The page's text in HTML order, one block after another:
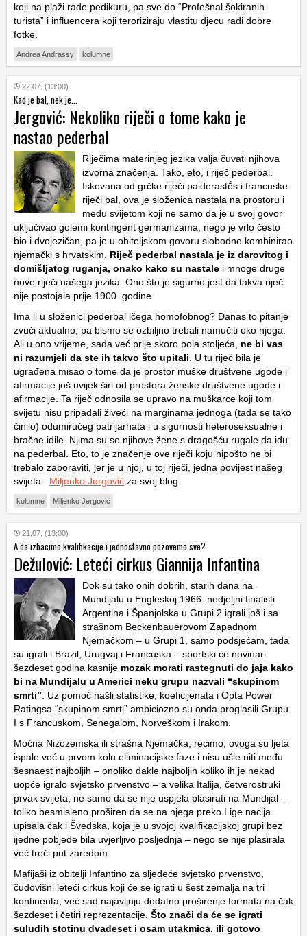
koji na plaži rade pedikuru, pa sve do “Profešnal šokiranih
turista” i influencera koji teroriziraju vlastitu djecu radi dobre
fotke.
Andrea Andrassy kolumne
22.07. (13:00)
Kad je bal, nek je...
Jergović: Nekoliko riječi o tome kako je
nastao pederbal
Riječima materinjeg jezika valja čuvati njihova
izvorna značenja. Tako, eto, i riječ pederbal.
Iskovana od grčke riječi paiderastḗs i francuske
riječi bal, ova je složenica nastala na prostoru i
među svijetom koji ne samo da je u svoj govor
uključivao golemi kontingent germanizama, nego je vrlo često
bio i dvojezičan, pa je u obiteljskom govoru slobodno kombinirao
njemački s hrvatskim. Riječ pederbal nastala je iz darovitog i
domišljatog ruganja, onako kako su nastale i mnoge druge
nove riječi našega jezika. Ono što je sigurno jest da takva riječ
nije postojala prije 1900. godine.
Ima li u složenici pederbal ičega homofobnog? Danas to pitanje
zvuči aktualno, pa bismo se ozbiljno trebali namučiti oko njega.
Ali u ono vrijeme, sada već prije skoro pola stoljeća,
ne bi vas
ni razumjeli da ste ih takvo što upitali . U tu riječ bila je
ugrađena misao o tome da je prostor muške društvene ugode i
afirmacije još uvijek širi od prostora ženske društvene ugode i
afirmacije. Ta riječ odnosila se upravo na muškarce koji tom
svijetu nisu pripadali živeći na marginama jednoga (tada se tako
činilo) odumirućeg patrijarhata i u sigurnosti heteroseksualne i
bračne idile. Njima su se njihove žene s dragošću rugale da idu
na pederbal. Eto, to je značenje ove riječi koju nipošto ne bi
trebalo zaboraviti, jer je u njoj, u toj riječi, jedna povijest našeg
svijeta. Miljenko Jergović za svoj blog.
kolumne Miljenko Jergović
21.07. (13:00)
A da izbacimo kvalifikacije i jednostavno pozovemo sve?
Dežulović: Leteći cirkus Giannija Infantina
Dok su tako onih dobrih, starih dana na
Mundijalu u Engleskoj 1966. nedjeljni finalisti
Argentina i Španjolska u Grupi 2 igrali još i sa
strašnom Beckenbauerovom Zapadnom
Njemačkom – u Grupi 1, samo podsjećam, tada
su igrali i Brazil, Urugvaj i Francuska – sportski će novinari
šezdeset godina kasnije mozak morati rastegnuti do jaja kako
bi na Mundijalu u Americi neku grupu nazvali “skupinom
smrti” . Uz pomoć našli statistike, koeficijenata i Opta Power
Ratingsa “skupinom smrti” ambiciozno su onda proglasili Grupu
I s Francuskom, Senegalom, Norveškom i Irakom.
Moćna Nizozemska ili strašna Njemačka, recimo, ovoga su ljeta
ispale već u prvom kolu eliminacijske faze i nisu ušle niti među
šesnaest najboljih – onoliko dakle najboljih koliko ih je nekad
uopće igralo svjetsko prvenstvo – a velika Italija, četverostruki
prvak svijeta, ne samo da se nije uspjela plasirati na Mundijal –
toliko besmisleno proširen da se na njega preko Lige nacija
upisala čak i Švedska, koja je u svojoj kvalifikacijskoj grupi bez
ijedne pobjede bila uvjerljivo posljednja – nego se nije plasirala
već treći put zaredom.
Mafijaši iz obitelji Infantino za sljedeće svjetsko prvenstvo,
čudovišni leteći cirkus koji će se igrati u šest zemalja na tri
kontinenta, već sad najavljuju dodatno proširenje formata na čak
šezdeset i četiri reprezentacije. Što znači da će se igrati
suludih stotinu dvadeset i osam utakmica, ili gotovo